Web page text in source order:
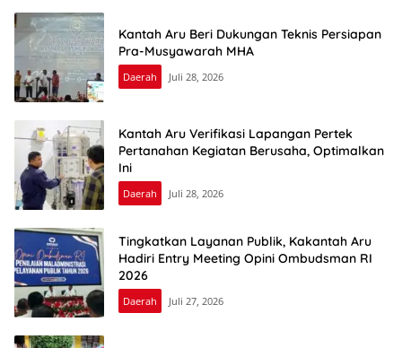
Kantah Aru Beri Dukungan Teknis Persiapan
Pra-Musyawarah MHA
Daerah Juli 28, 2026
Kantah Aru Verifikasi Lapangan Pertek
Pertanahan Kegiatan Berusaha, Optimalkan
Ini
Daerah Juli 28, 2026
Tingkatkan Layanan Publik, Kakantah Aru
Hadiri Entry Meeting Opini Ombudsman RI
2026
Daerah Juli 27, 2026